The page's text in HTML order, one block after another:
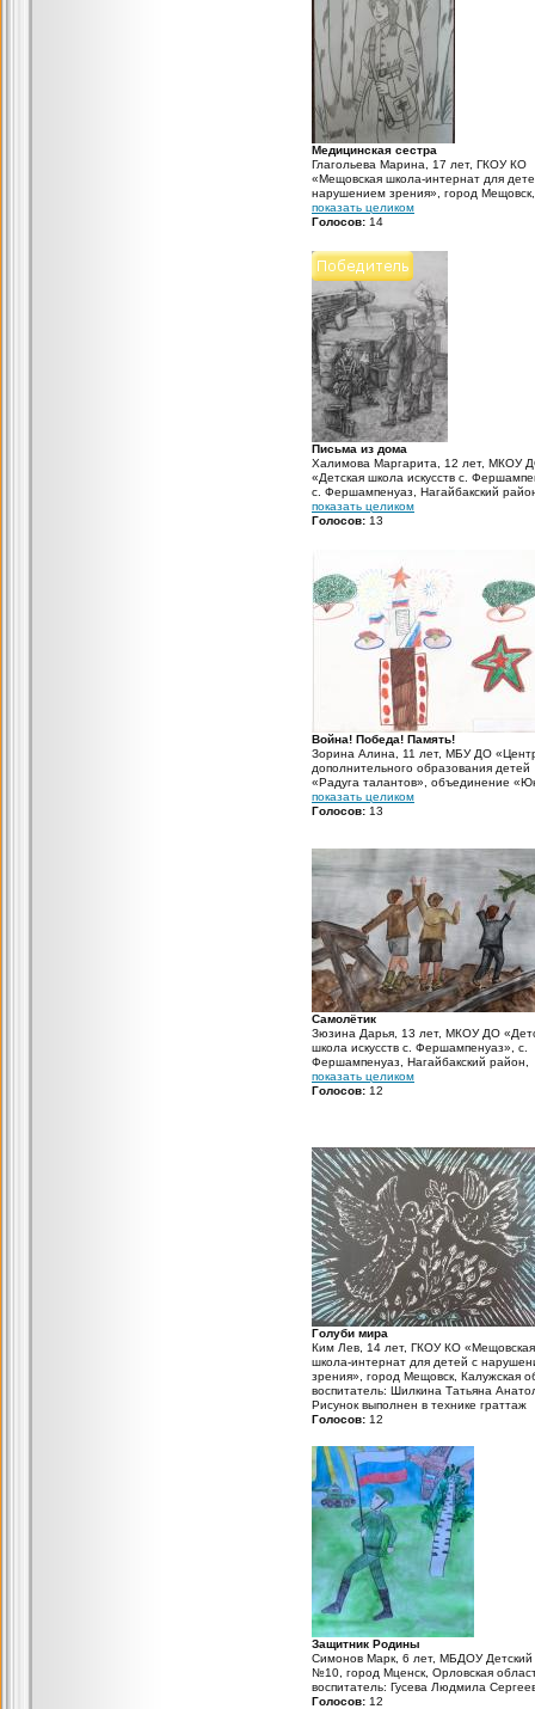
Медицинская сестра
Глагольева Марина, 17 лет, ГКОУ КО
«Мещовская школа-интернат для
нарушением зрения», город Мещовск,
Калужская область, воспитатель:
Татьяна Анатольевна Рисунок
показать целиком
Голосов: 14
Письма из дома
Халимова Маргарита, 12 лет, МКОУ
«Детская школа искусств с.
с. Фершампенуаз, Нагайбакский
Челябинская область, преподаватель:
Григорьева Юлия Николаевна Летчики
показать целиком
Голосов: 13
Война! Победа! Память!
Зорина Алина, 11 лет, МБУ ДО
дополнительного образования детей
«Радуга талантов», объединение
краевед», село Хандагатай,
район, Республика Бурятия, педагог
показать целиком
Голосов: 13
Самолётик
Зюзина Дарья, 13 лет, МКОУ ДО
школа искусств с. Фершампенуаз», с.
Фершампенуаз, Нагайбакский район,
Челябинская область, преподаватель:
Григорьева Юлия Николаевна В самое
показать целиком
Голосов: 12
Голуби мира
Ким Лев, 14 лет, ГКОУ КО «Мещовская
школа-интернат для детей с
зрения», город Мещовск, Калужская
воспитатель: Шилкина Татьяна
Рисунок выполнен в технике граттаж
Голосов: 12
Защитник Родины
Симонов Марк, 6 лет, МБДОУ Детский
№10, город Мценск, Орловская
воспитатель: Гусева Людмила
Голосов: 12